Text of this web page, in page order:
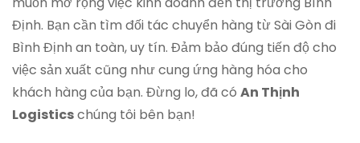
Định. Bạn cần tìm đối tác chuyển hàng từ Sài Gòn đi
Bình Định an toàn, uy tín. Đảm bảo đúng tiến độ cho
việc sản xuất cũng như cung ứng hàng hóa cho
khách hàng của bạn. Đừng lo, đã có An Thịnh
Logisticschúng tôi bên bạn!